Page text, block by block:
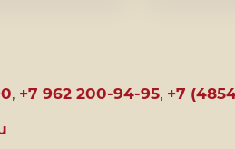
, +7 962 200-94-95, +7